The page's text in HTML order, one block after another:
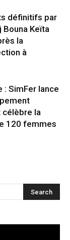
définitifs par
Bouna Keïta
la
à
: SimFer lance
célèbre la
120 femmes